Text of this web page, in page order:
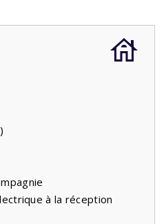
avez également à la maison
villa dispose de
deux
de bain avec douche et lavabo
dispose de deux lits
premier étage. Il y a aussi
une baignoire avec douche
séparées.
d'une terrasse élargie avec
Cette maison peut être
à la réception